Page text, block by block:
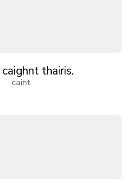
caighnt
caint
thairis.